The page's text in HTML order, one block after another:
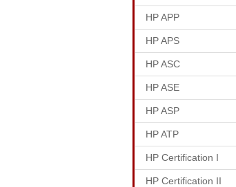
HP APP
HP APS
HP ASC
HP ASE
HP ASP
HP ATP
HP Certification I
HP Certification II